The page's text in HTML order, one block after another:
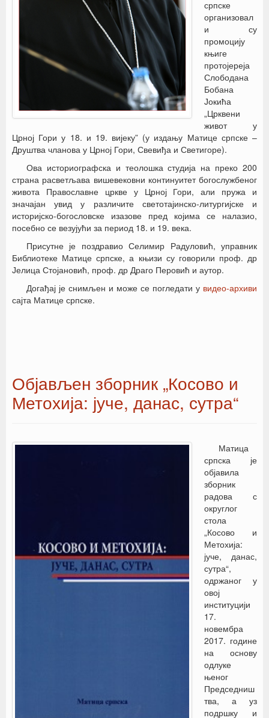
српске
организовал
и су
промоцију
књиге
протојереја
Слободана
Бобана
Јокића
„Црквени
живот у
Црној Гори у 18. и 19. вијеку” (у издању Матице српске –
Друштва чланова у Црној Гори, Свевиђа и Светигоре).
Ова историографска и теолошка студија на преко 200
страна расветљава вишевековни континуитет богослужбеног
живота Православне цркве у Црној Гори, али пружа и
значајан увид у различите светотајинско-литургијске и
историјско-богословске изазове пред којима се налазио,
посебно се везујући за период 18. и 19. века.
Присутне је поздравио Селимир Радуловић, управник
Библиотеке Матице српске, а књизи су говорили проф. др
Јелица Стојановић, проф. др Драго Перовић и аутор.
Догађај је снимљен и може се погледати у видео-архиви
сајта Матице српске.
Објављен зборник „Косово и
Метохија: јуче, данас, сутра“
Матица
српска је
објавила
зборник
радова с
округлог
стола
„Косово и
Метохија:
јуче, данас,
сутра“,
одржаног у
овој
институцији
17.
новембра
2017. године
на основу
одлуке
њеног
Председниш
тва, а уз
подршку и